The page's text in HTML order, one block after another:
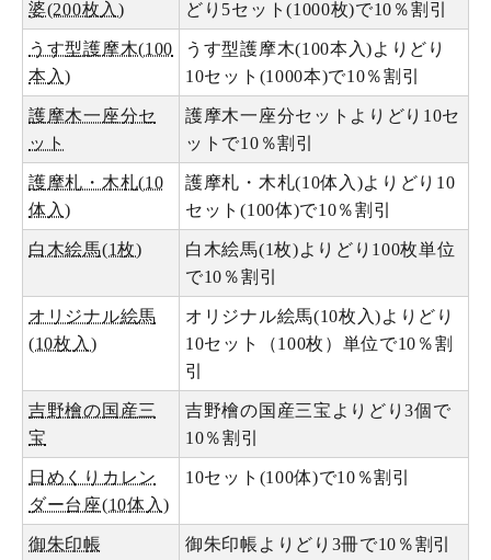
婆(200枚入) どり5セット(1000枚)で10％割引
うす型護摩木(100
本入)
うす型護摩木(100本入)よりどり
10セット(1000本)で10％割引
護摩木一座分セ
ット
護摩木一座分セットよりどり10セ
ットで10％割引
護摩札・木札(10
体入)
護摩札・木札(10体入)よりどり10
セット(100体)で10％割引
白木絵馬(1枚)
白木絵馬(1枚)よりどり100枚単位
で10％割引
オリジナル絵馬
(10枚入)
オリジナル絵馬(10枚入)よりどり
10セット（100枚）単位で10％割
引
吉野檜の国産三
宝
吉野檜の国産三宝よりどり3個で
10％割引
日めくりカレン
ダー台座(10体入)
10セット(100体)で10％割引
御朱印帳 御朱印帳よりどり3冊で10％割引